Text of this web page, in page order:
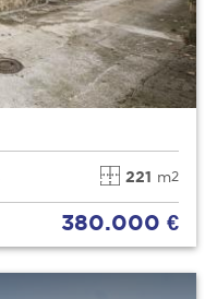
221 m2
380.000 €